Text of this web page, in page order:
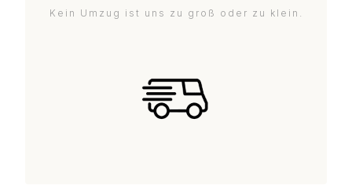
Kein Umzug ist uns zu groß oder zu klein.